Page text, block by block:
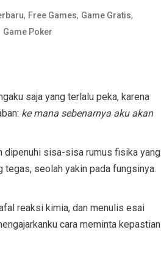
, Free Games, Game Gratis,
Game Poker
saja yang terlalu peka, karena
ke mana sebenarnya aku akan
dipenuhi sisa-sisa rumus fisika yang
seolah yakin pada fungsinya.
reaksi kimia, dan menulis esai
cara meminta kepastian